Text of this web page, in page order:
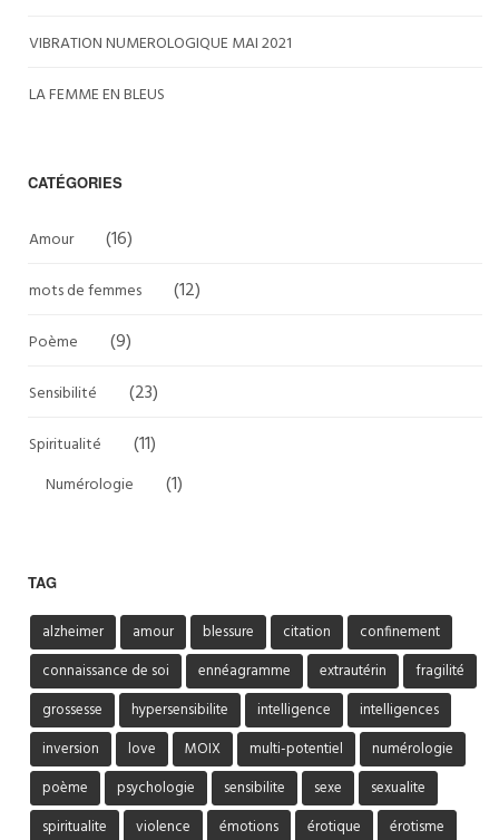
VIBRATION NUMEROLOGIQUE MAI 2021
LA FEMME EN BLEUS
CATÉGORIES
Amour (16)
mots de femmes (12)
Poème (9)
Sensibilité (23)
Spiritualité (11)
Numérologie (1)
TAG
alzheimer amour blessure citation
confinement
connaissance de soi
ennéagramme extrautérin
fragilité
grossesse
hypersensibilite intelligence
intelligences
inversion
love MOIX multi-potentiel
numérologie
poème
psychologie sensibilite sexe
sexualite
spiritualite
violence émotions érotique érotisme